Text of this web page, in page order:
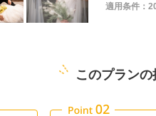
適用条件：
このプラン